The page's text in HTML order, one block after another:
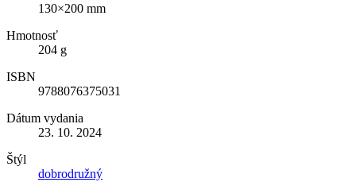
130×200 mm
Hmotnosť
204 g
ISBN
9788076375031
Dátum vydania
23. 10. 2024
Štýl
dobrodružný